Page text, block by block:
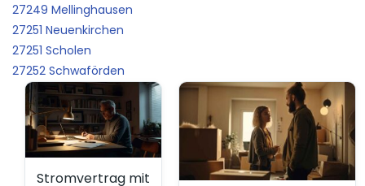
27249 Mellinghausen
27251 Neuenkirchen
27251 Scholen
27252 Schwaförden
Stromvertrag mit